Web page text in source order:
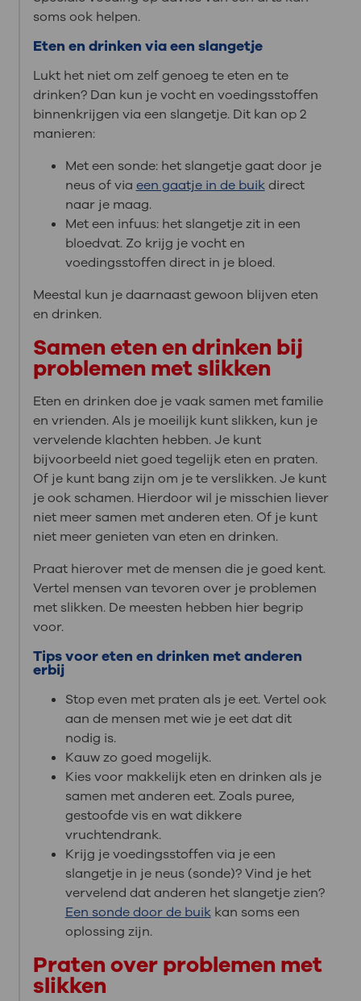
soms ook helpen.
Eten en drinken via een slangetje
Lukt het niet om zelf genoeg te eten en te
drinken? Dan kun je vocht en voedingsstoffen
binnenkrijgen via een slangetje. Dit kan op 2
manieren:
Met een sonde: het slangetje gaat door je
neus of via een gaatje in de buikdirect
naar je maag.
Met een infuus: het slangetje zit in een
bloedvat. Zo krijg je vocht en
voedingsstoffen direct in je bloed.
Meestal kun je daarnaast gewoon blijven eten
en drinken.
Samen eten en drinken bij
problemen met slikken
Eten en drinken doe je vaak samen met familie
en vrienden. Als je moeilijk kunt slikken, kun je
vervelende klachten hebben. Je kunt
bijvoorbeeld niet goed tegelijk eten en praten.
Of je kunt bang zijn om je te verslikken. Je kunt
je ook schamen. Hierdoor wil je misschien liever
niet meer samen met anderen eten. Of je kunt
niet meer genieten van eten en drinken.
Praat hierover met de mensen die je goed kent.
Vertel mensen van tevoren over je problemen
met slikken. De meesten hebben hier begrip
voor.
Tips voor eten en drinken met anderen
erbij
Stop even met praten als je eet. Vertel ook
aan de mensen met wie je eet dat dit
nodig is.
Kauw zo goed mogelijk.
Kies voor makkelijk eten en drinken als je
samen met anderen eet. Zoals puree,
gestoofde vis en wat dikkere
vruchtendrank.
Krijg je voedingsstoffen via je een
slangetje in je neus (sonde)? Vind je het
vervelend dat anderen het slangetje zien?
Een sonde door de buikkan soms een
oplossing zijn.
Praten over problemen met
slikken